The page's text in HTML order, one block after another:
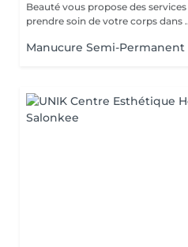
Beauté vous propose des
prendre soin de votre corps dans
Manucure Semi-Permanent